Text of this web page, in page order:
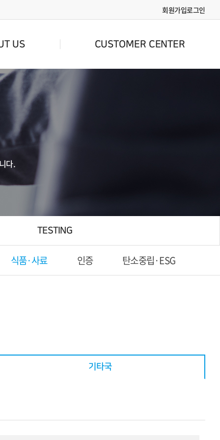
회원가입로그인
US CUSTOMER CENTER
다.
TESTING
식품·사료 인증 탄소중립·ESG
기타국